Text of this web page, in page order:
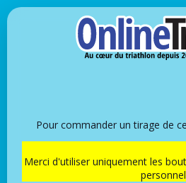
Pour commander un tirage de
Merci d'utiliser uniquement les